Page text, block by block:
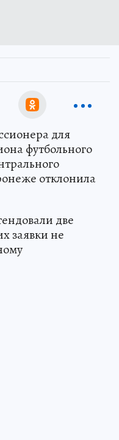
для
футбольного
отклонила
две
заявки не